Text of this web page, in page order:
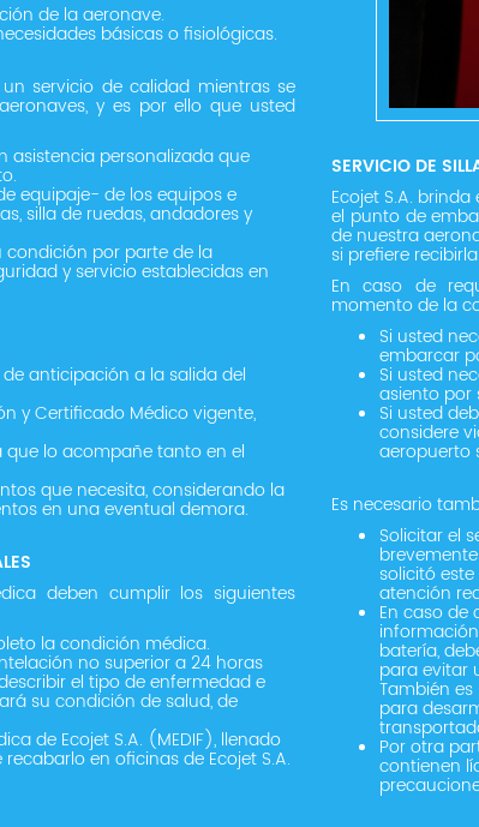
de la aeronave.
básicas o fisiológicas.
servicio de calidad mientras se
y es por ello que usted
asistencia personalizada que
equipaje- de los equipos e
silla de ruedas, andadores y
por parte de la
y servicio establecidas en
anticipación a la salida del
y Certificado Médico vigente,
lo acompañe tanto en el
que necesita, considerando la
en una eventual demora.
deben cumplir los siguientes
la condición médica.
no superior a 24 horas
el tipo de enfermedad e
su condición de salud, de
de Ecojet S.A. (MEDIF), llenado
en oficinas de Ecojet S.A.
SERVICIO DE
Ecojet S.A.
el punto de
de nuestra
si prefiere
En caso de
momento de la
Si usted
embarcar
Si usted
asiento por
Si usted
considere
aeropuerto
Es necesario
Solicitar el
solicitó
atención
En caso de
batería,
para evitar
También
para
Por otra
contienen